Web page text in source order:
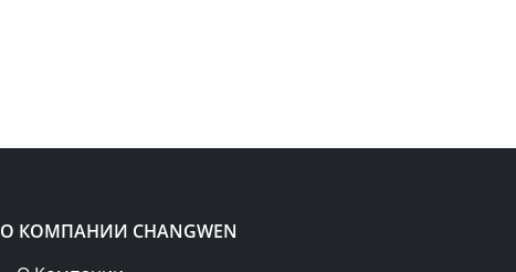
О КОМПАНИИ CHANGWEN